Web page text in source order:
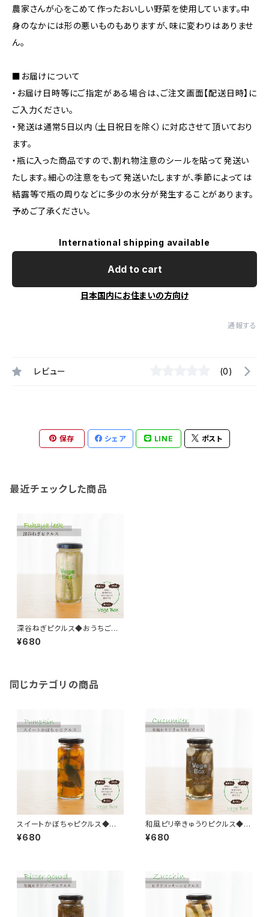
農家さんが心をこめて作ったおいしい野菜を使用しています。中
身のなかには形の悪いものもありますが、味に変わりはありませ
ん。
■お届けについて
・お届け日時等にご指定がある場合は、ご注文画面【配送日時】に
ご入力ください。
・発送は通常5日以内（土日祝日を除く）に対応させて頂いており
ます。
・瓶に入った商品ですので、割れ物注意のシールを貼って発送い
たします。細心の注意をもって発送いたしますが、季節によっては
結露等で瓶の周りなどに多少の水分が発生することがあります。
予めご了承ください。
International shipping available
Add to cart
日本国内にお住まいの方向け
通報する
レビュー (0)
保存 シェア LINE ポスト
最近チェックした商品
深谷ねぎピクルス◆おうちごは
ん＊ギフト
¥680
同じカテゴリの商品
スイートかぼちゃピクルス◆おう
ちごはん＊ギフト
¥680
和風ピリ辛きゅうりピクルス◆お
うちごはん＊ギフト
¥680